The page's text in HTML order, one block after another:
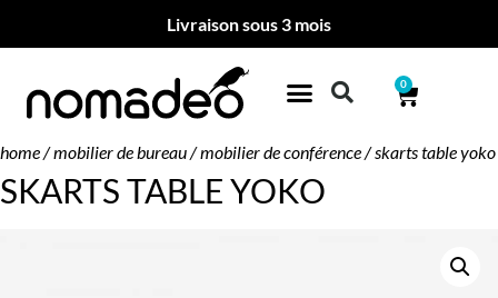
Livraison sous 3 mois
0
home/mobilier de bureau/mobilier de conférence/ skarts table yoko
SKARTS TABLE YOKO